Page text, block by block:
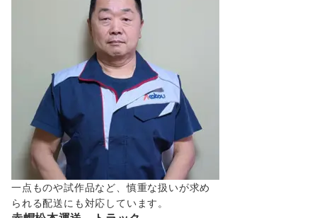
一点ものや試作品など、慎重な扱いが求め
られる配送にも対応しています。